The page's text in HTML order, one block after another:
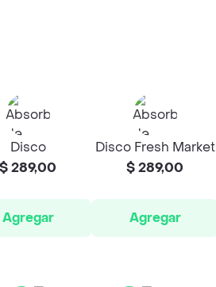
Disco
$ 289,00
Agregar
Disco Fresh Market
$ 289,00
Agregar